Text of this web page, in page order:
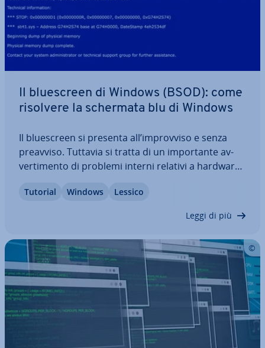
Il blue­screen di Windows (BSOD): come
risolvere la schermata blu di Windows
Il blue­screen si presenta all’im­prov­vi­so e senza
preavviso. Tuttavia si tratta di un im­por­tan­te av­
ver­ti­men­to di problemi interni relativi a hardware,
ta­to a fun­zio­na­re per via di un problema di questo
Tutorial Windows Lessico
Leggi di più